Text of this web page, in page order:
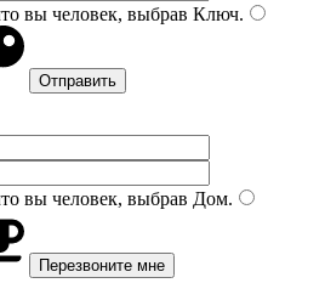
вы человек, выбрав Ключ.
вы человек, выбрав Дом.